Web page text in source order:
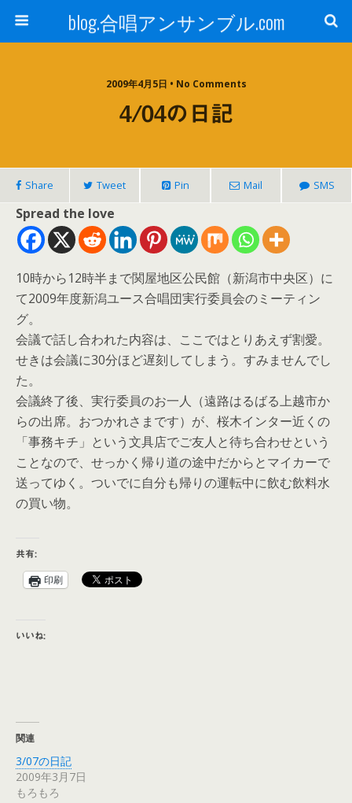
blog.合唱アンサンブル.com
2009年4月5日 • No Comments
4/04の日記
Share Tweet Pin Mail SMS
Spread the love
10時から12時半まで関屋地区公民館（新潟市中央区）に
て2009年度新潟ユース合唱団実行委員会のミーティン
グ。
会議で話し合われた内容は、ここではとりあえず割愛。
せきは会議に30分ほど遅刻してしまう。すみませんでし
た。
会議終了後、実行委員のお一人（遠路はるばる上越市か
らの出席。おつかれさまです）が、桜木インター近くの
「事務キチ」という文具店でご友人と待ち合わせという
ことなので、せっかく帰り道の途中だからとマイカーで
送ってゆく。ついでに自分も帰りの運転中に飲む飲料水
の買い物。
共有:
印刷
いいね:
関連
3/07の日記
2009年3月7日
もろもろ